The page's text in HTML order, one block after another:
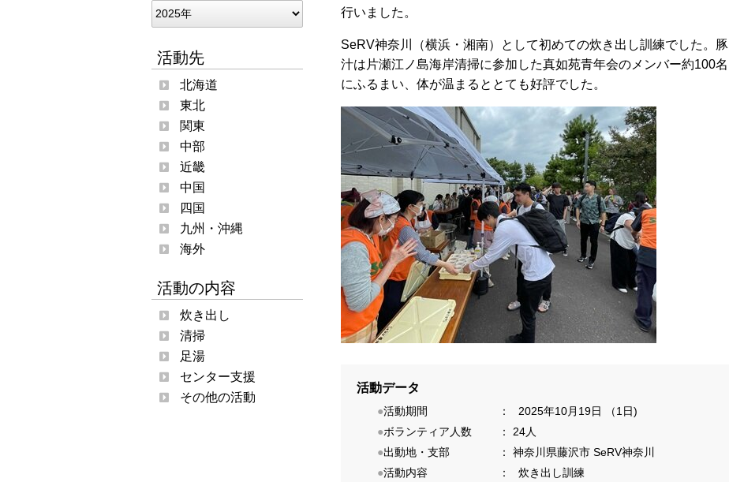
活動先
北海道
東北
関東
中部
近畿
中国
四国
九州・沖縄
海外
活動の内容
炊き出し
清掃
足湯
センター支援
その他の活動
行いました。
SeRV神奈川（横浜・湘南）として初めての炊き出し訓練でした。豚
汁は片瀬江ノ島海岸清掃に参加した真如苑青年会のメンバー約100名
にふるまい、体が温まるととても好評でした。
活動データ
●活動期間 ：
2025年10月19日 （1日)
●ボランティア人数 ：
24人
●出動地・支部 ： 神奈川県藤沢市 SeRV神奈川
●活動内容 ： 炊き出し訓練